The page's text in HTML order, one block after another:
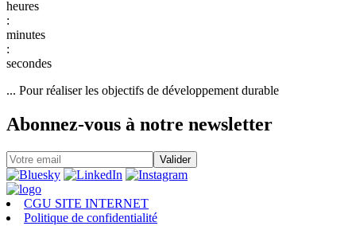
:
:
... Pour réaliser les objectifs de développement durable
Abonnez-vous à notre newsletter
CGU SITE INTERNET
Politique de confidentialité